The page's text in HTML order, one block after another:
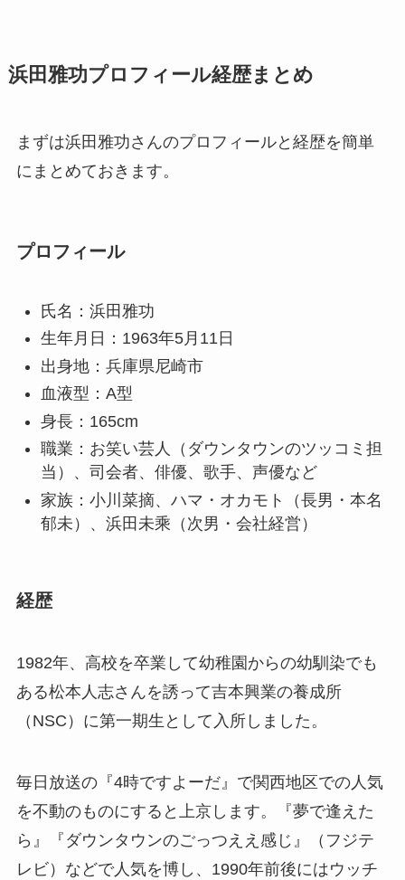
浜田雅功プロフィール経歴まとめ
まずは浜田雅功さんのプロフィールと経歴を簡単
にまとめておきます。
プロフィール
氏名：浜田雅功
生年月日：1963年5月11日
出身地：兵庫県尼崎市
血液型：A型
身長：165cm
職業：お笑い芸人（ダウンタウンのツッコミ担
当）、司会者、俳優、歌手、声優など
家族：小川菜摘、ハマ・オカモト（長男・本名
郁未）、浜田未乘（次男・会社経営）
経歴
1982年、高校を卒業して幼稚園からの幼馴染でも
ある松本人志さんを誘って吉本興業の養成所
（NSC）に第一期生として入所しました。
毎日放送の『4時ですよーだ』で関西地区での人気
を不動のものにすると上京します。『夢で逢えた
ら』『ダウンタウンのごっつええ感じ』（フジテ
レビ）などで人気を博し、1990年前後にはウッチ